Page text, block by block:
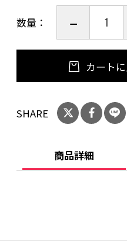
られ、その燃焼過程
合物がウイスキーに
を与えます。フェノー
ーのスモーキーな
常、フェノール値は
20歳未満の飲酒は法
りません。
ご購入時、「ご注文
数量：
カート
SHARE
商品詳細